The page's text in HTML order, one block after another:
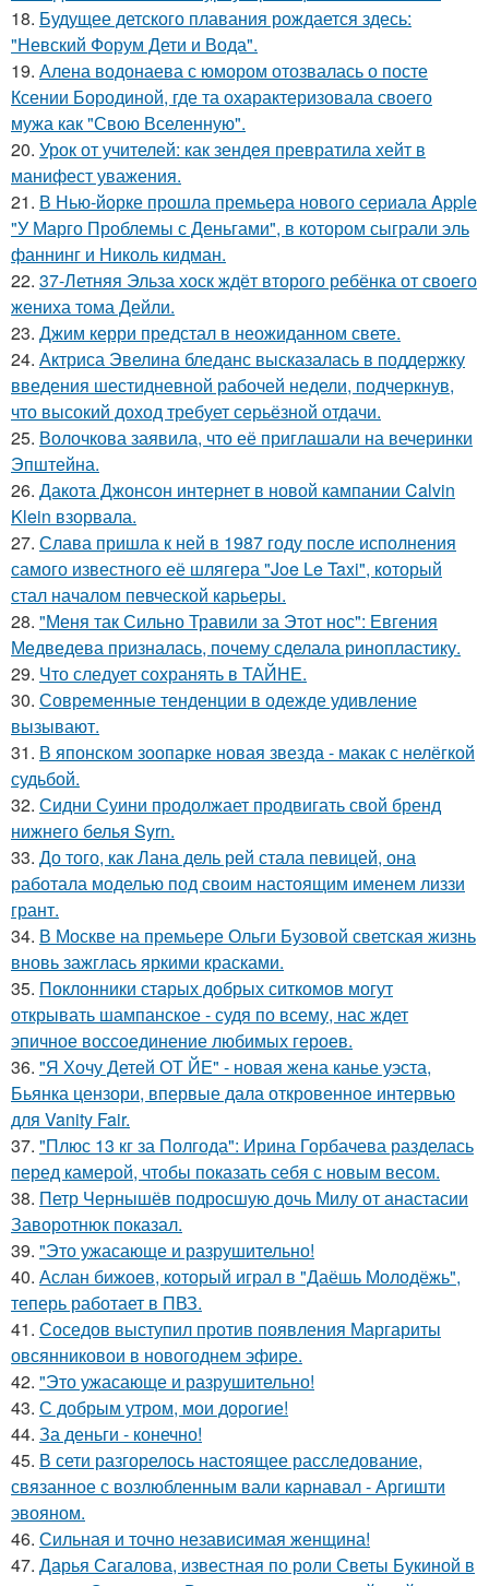
18. Будущее детского плавания рождается здесь:
"Невский Форум Дети и Вода".
19. Алена водонаева с юмором отозвалась о посте
Ксении Бородиной, где та охарактеризовала своего
мужа как "Свою Вселенную".
20. Урок от учителей: как зендея превратила хейт в
манифест уважения.
21. В Нью-йорке прошла премьера нового сериала Apple
"У Марго Проблемы с Деньгами", в котором сыграли эль
фаннинг и Николь кидман.
22. 37-Летняя Эльза хоск ждёт второго ребёнка от своего
жениха тома Дейли.
23. Джим керри предстал в неожиданном свете.
24. Актриса Эвелина бледанс высказалась в поддержку
введения шестидневной рабочей недели, подчеркнув,
что высокий доход требует серьёзной отдачи.
25. Волочкова заявила, что её приглашали на вечеринки
Эпштейна.
26. Дакота Джонсон интернет в новой кампании Calvin
Klein взорвала.
27. Слава пришла к ней в 1987 году после исполнения
самого известного её шлягера "Joe Le Taxi", который
стал началом певческой карьеры.
28. "Меня так Сильно Травили за Этот нос": Евгения
Медведева призналась, почему сделала ринопластику.
29. Что следует сохранять в ТАЙНЕ.
30. Современные тенденции в одежде удивление
вызывают.
31. В японском зоопарке новая звезда - макак с нелёгкой
судьбой.
32. Сидни Суини продолжает продвигать свой бренд
нижнего белья Syrn.
33. До того, как Лана дель рей стала певицей, она
работала моделью под своим настоящим именем лиззи
грант.
34. В Москве на премьере Ольги Бузовой светская жизнь
вновь зажглась яркими красками.
35. Поклонники старых добрых ситкомов могут
открывать шампанское - судя по всему, нас ждет
эпичное воссоединение любимых героев.
36. "Я Хочу Детей ОТ ЙЕ" - новая жена канье уэста,
Бьянка цензори, впервые дала откровенное интервью
для Vanity Fair.
37. "Плюс 13 кг за Полгода": Ирина Горбачева разделась
перед камерой, чтобы показать себя с новым весом.
38. Петр Чернышёв подросшую дочь Милу от анастасии
Заворотнюк показал.
39. "Это ужасающе и разрушительно!
40. Аслан бижоев, который играл в "Даёшь Молодёжь",
теперь работает в ПВЗ.
41. Соседов выступил против появления Маргариты
овсянниковои в новогоднем эфире.
42. "Это ужасающе и разрушительно!
43. С добрым утром, мои дорогие!
44. За деньги - конечно!
45. В сети разгорелось настоящее расследование,
связанное с возлюбленным вали карнавал - Аргишти
эвояном.
46. Сильная и точно независимая женщина!
47. Дарья Сагалова, известная по роли Светы Букиной в